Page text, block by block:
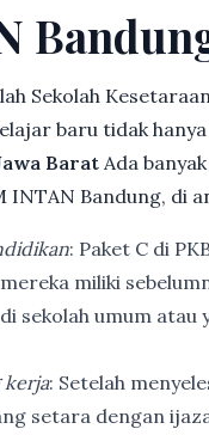
Sekolah
baru tidak
Barat Ada
INTAN Bandung, di
: Paket C di
miliki
sekolah umum
kerja: Setelah
setara dengan